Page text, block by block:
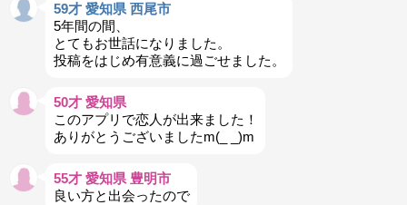
59才 愛知県 西尾市
5年間の間、
とてもお世話になりました。
投稿をはじめ有意義に過ごせました。
50才 愛知県
このアプリで恋人が出来ました！
ありがとうございましたm(_ _)m
55才 愛知県 豊明市
良い方と出会ったので